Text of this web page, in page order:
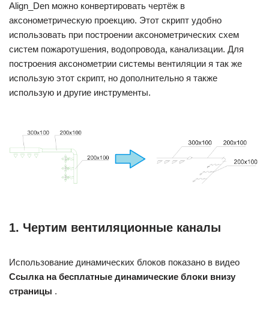
Align_Den можно конвертировать чертёж в
аксонометрическую проекцию. Этот скрипт удобно
использовать при построении аксонометрических схем
систем пожаротушения, водопровода, канализации. Для
построения аксонометрии системы вентиляции я так же
использую этот скрипт, но дополнительно я также
использую и другие инструменты.
1. Чертим вентиляционные каналы
Использование динамических блоков показано в видео
Ссылка на бесплатные динамические блоки внизу
страницы .